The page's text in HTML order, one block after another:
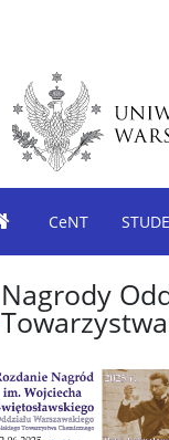
CeNT
Nagrody